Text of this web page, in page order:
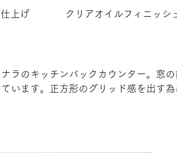
仕上げ クリアオイルフィニッシ
ナラのキッチンバックカウンター。窓
ています。正方形のグリッド感を出す